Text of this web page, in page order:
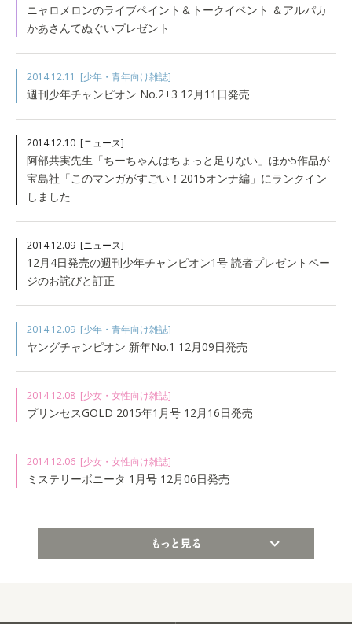
ニャロメロンのライブペイント＆トークイベント ＆アルパカ
かあさんてぬぐいプレゼント
2014.12.11 [少年・青年向け雑誌]
週刊少年チャンピオン No.2+3 12月11日発売
2014.12.10 [ニュース]
阿部共実先生「ちーちゃんはちょっと足りない」ほか5作品が
宝島社「このマンガがすごい！2015オンナ編」にランクイン
しました
2014.12.09 [ニュース]
12月4日発売の週刊少年チャンピオン1号 読者プレゼントペー
ジのお詫びと訂正
2014.12.09 [少年・青年向け雑誌]
ヤングチャンピオン 新年No.1 12月09日発売
2014.12.08 [少女・女性向け雑誌]
プリンセスGOLD 2015年1月号 12月16日発売
2014.12.06 [少女・女性向け雑誌]
ミステリーボニータ 1月号 12月06日発売